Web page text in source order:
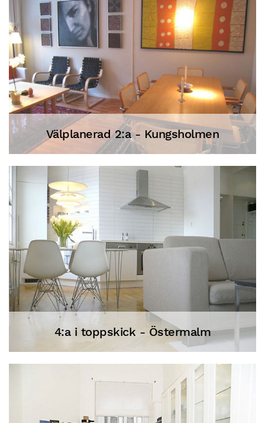
Välplanerad 2:a - Kungsholmen
4:a i toppskick - Östermalm